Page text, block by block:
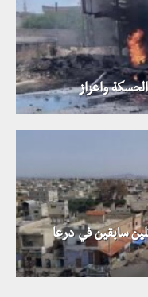
واعزاز
سابقين في درعا
الألغام في سوريا